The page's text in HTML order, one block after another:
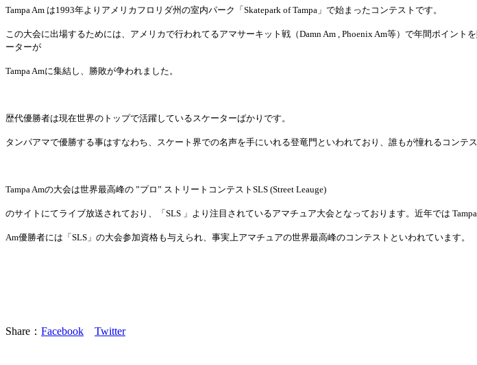
Tampa Am は1993年よりアメリカフロリダ州の室内パーク「 Skatepark ofTampa 」で始まったコンテストです。
この大会に出場するためには、アメリカで行われてるアマサーキット戦（Damn Am , Phoenix Am等）で年間ポイント
ーターが
Tampa Amに集結し、勝敗が争われました。
歴代優勝者は現在世界のトップで活躍しているスケーターばかりです。
タンパアマで優勝する事はすなわち、スケート界での名声を手にいれる登竜門といわれており、誰もが憧れるコンテ
Tampa Amの大会は世界最高峰の ”プロ” ストリートコンテスト SLS (Street Leauge)
のサイトにてライブ放送されており、「 SLS 」より注目されているアマチュア大会となっております。近年では Tampa
Am優勝者には「 SLS 」の大会参加資格も与えられ、事実上アマチュアの世界最高峰のコンテストといわれています。
Share： Facebook Twitter